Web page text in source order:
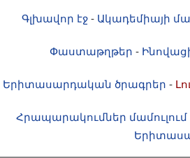
Գլխավոր էջ - Ակադեմիայի
Փաստաթղթեր -
Երիտասարդական ծրագրեր -
Հրապարակումներ մամուլում